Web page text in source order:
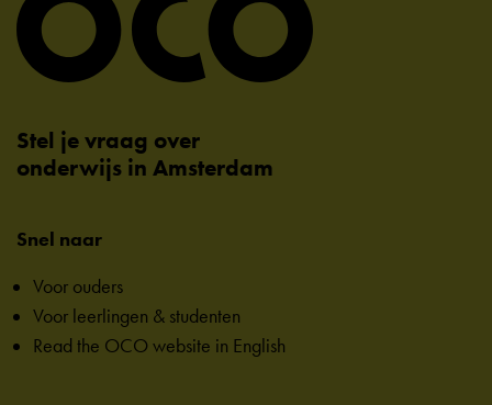
Stel je vraag over
onderwijs in Amsterdam
Snel naar
Voor ouders
Voor leerlingen & studenten
Read the OCO website in English